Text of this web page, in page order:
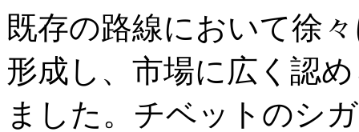
既存の路線において徐
形成し、市場に広く認
ました。チベットのシ